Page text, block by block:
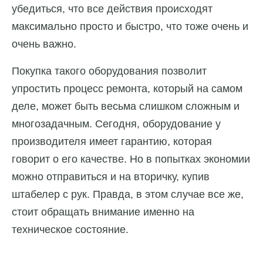
убедиться, что все действия происходят
максимально просто и быстро, что тоже очень и
очень важно.
Покупка такого оборудования позволит
упростить процесс ремонта, который на самом
деле, может быть весьма слишком сложным и
многозадачным. Сегодня, оборудование у
производителя имеет гарантию, которая
говорит о его качестве. Но в попытках экономии
можно отправиться и на вторичку, купив
штабелер с рук. Правда, в этом случае все же,
стоит обращать внимание именно на
техническое состояние.